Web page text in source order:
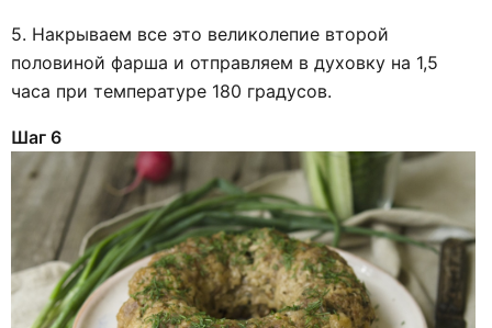
5. Накрываем все это великолепие второй
половиной фарша и отправляем в духовку на 1,5
часа при температуре 180 градусов.
Шаг 6